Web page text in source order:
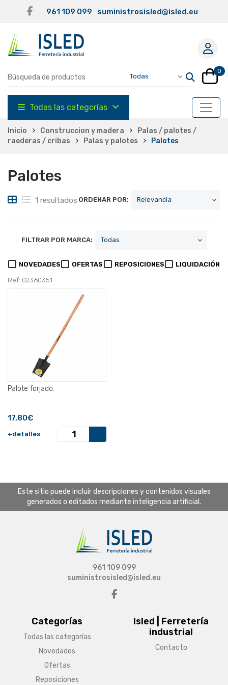
961 109 099 suministrosisled@isled.eu
0
Todas las categorías
Inicio Construccion y madera
Palas / palotes /
raederas / cribas
Palas y palotes Palotes
Palotes
1 resultados ORDENAR POR:
FILTRAR POR MARCA:
NOVEDADES OFERTAS REPOSICIONES LIQUIDACIÓN
Ref: 02360351
Palote forjado.
17,80€
+detalles
Este sitio puede incluir descripciones y contenidos visuales
generados o editados mediante inteligencia artificial.
Categorías
Todas las categorías
Novedades
Ofertas
Reposiciones
Isled | Ferretería
industrial
Contacto
961 109 099
suministrosisled@isled.eu